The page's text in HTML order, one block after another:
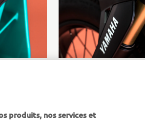
produits, nos services et